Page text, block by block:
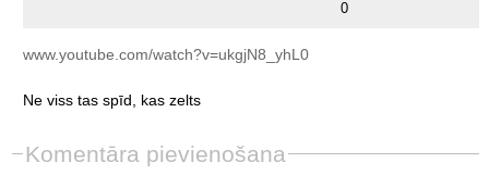
0
www.youtube.com/watch?v=ukgjN8_yhL0
Ne viss tas spīd, kas zelts
Komentāra pievienošana